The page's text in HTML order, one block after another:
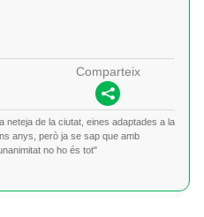
Comparteix
neteja de la ciutat, eines adaptades a la
anys, però ja se sap que amb
no ho és tot"